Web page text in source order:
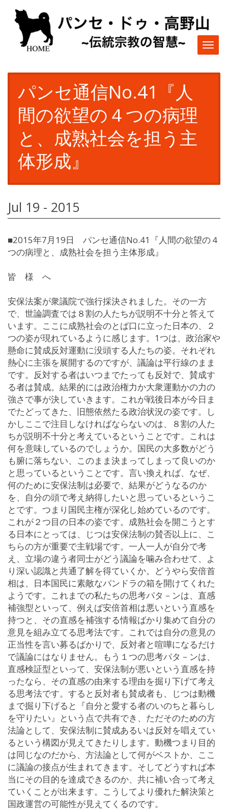
パンセ通信No.41『人
間の欲望の４つの病理
と、成熟社会を担う主
体形成』
Jul 19 - 2015
■2015年7月19日 パンセ通信No.41『人間の欲望の４
つの病理と、成熟社会を担う主体形成』
皆 様 へ
安保法案が衆議院で強行採決されました。その一方
で、世論調査では８割の人たちが説明不十分と答えて
います。ここに成熟社会のとば口に立った日本の、２
つの姿が現れているように感じます。1つは、政治家や
懸命に賛成反対運動に没頭する人たちの姿。それぞれ
熱心に主張を展開するのですが、議論は平行線のまま
です。反対する者はいつまでたっても反対で、賛成す
る者は賛成。結果的には政治権力か大衆運動かの力の
強さで事が決していきます。これが戦後日本が今日ま
でたどってきた、旧態依然たる政治状況の姿です。し
かしここで注目しなければならないのは、８割の人た
ちが説明不十分と考えているということです。これは
何を意味しているのでしょうか。国民の大多数がどう
も腑に落ちない、このまま決まってしまって良いのか
と思っているということです。言い換えれば、なぜ、
何のために安保法制は必要で、結果がどうなるのか
を、自分の頭で考え納得したいと思っているというこ
とです。つまり国民主権が深化し始めているのです。
これが２つ目の日本の姿です。成熟社会を開こうとす
る日本にとっては、じつは安保法制の賛否以上に、こ
ちらの方が重要で主戦場です。一人一人が自分で考
え、立場の違う者同士がどう議論を噛み合わせて、よ
り深い認識と共通了解を得ていくか。どうやら安倍首
相は、日本国民に素敵なパンドラの箱を開けてくれた
ようです。これまでの私たちの思考パタ－ンは、直感
補強型といって、例えば安倍首相は悪いという直感を
持つと、その直感を補強する情報ばかり集めて自分の
意見を組み立てる思考法です。これでは自分の意見の
正当性を言い募るばかりで、反対者と喧嘩になるだけ
で議論にはなりません。もう１つの思考パタ－ンは、
直感検証型といって、安保法制が悪いという直感を持
ったなら、その直感の由来する理由を掘り下げて考え
る思考法です。すると反対者も賛成者も、じつは動機
まで掘り下げると『自分と愛する者のいのちと暮らし
を守りたい』という点で共有でき、ただそのための方
法論として、安保法制に賛成あるいは反対を唱えてい
るという構図が見えてきたりします。動機つまり目的
は同じなのだから、方法論として何がベストか、ここ
に議論の接点が生まれてきます。そしてどうすれば本
当にその目的を達成できるのか、共に補い合って考え
ていくことが出来ます。こうしてより優れた解決策と
国政運営の可能性が見えてくるのです。